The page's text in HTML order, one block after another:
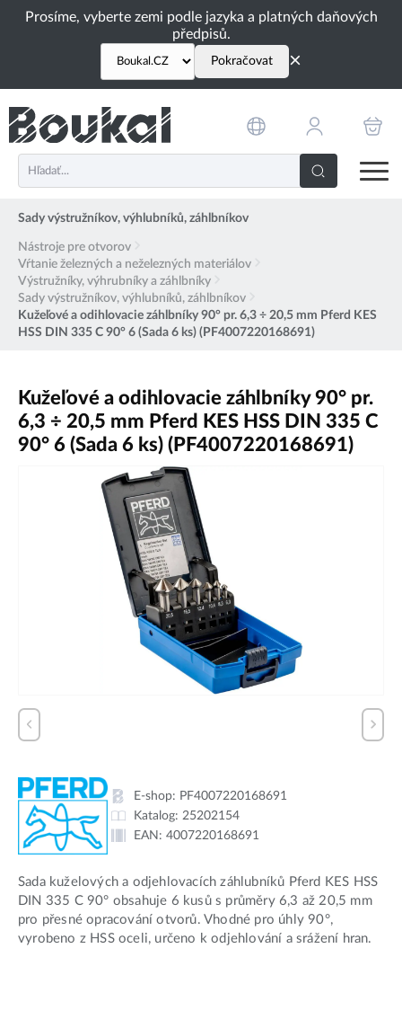
Prosíme, vyberte zemi podle jazyka a platných daňových
předpisů.
Pokračovat ×
Sady výstružníkov, výhlubníků, záhlbníkov
Nástroje pre otvorov
Vŕtanie železných a neželezných materiálov
Výstružníky, výhrubníky a záhlbníky
Sady výstružníkov, výhlubníků, záhlbníkov
Kužeľové a odihlovacie záhlbníky 90° pr. 6,3 ÷ 20,5 mm Pferd KES
HSS DIN 335 C 90° 6 (Sada 6 ks) (PF4007220168691)
Kužeľové a odihlovacie záhlbníky 90° pr.
6,3 ÷ 20,5 mm Pferd KES HSS DIN 335 C
90° 6 (Sada 6 ks) (PF4007220168691)
E-shop: PF4007220168691
Katalog: 25202154
EAN: 4007220168691
Sada kuželových a odjehlovacích záhlubníků Pferd KES HSS
DIN 335 C 90° obsahuje 6 kusů s průměry 6,3 až 20,5 mm
pro přesné opracování otvorů. Vhodné pro úhly 90°,
vyrobeno z HSS oceli, určeno k odjehlování a srážení hran.